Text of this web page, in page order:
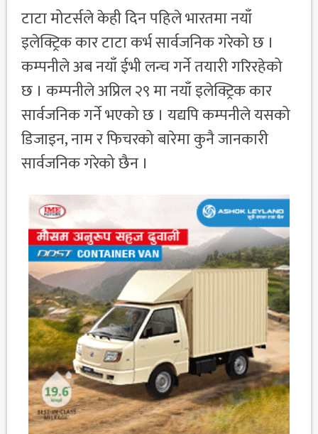
टाटा मोटर्सले केही दिन पहिले भारतमा नयाँ
इलेक्ट्रिक कार टाटा कर्भ सार्वजनिक गरेको छ ।
कम्पनीले अब नयाँ ईभी लन्च गर्ने तयारी गरिरहेको
छ । कम्पनीले अप्रिल २९ मा नयाँ इलेक्ट्रिक कार
सार्वजनिक गर्ने भएको छ । यद्यपि कम्पनीले यसको
डिजाइन, नाम र फिचरको बारेमा कुनै जानकारी
सार्वजनिक गरेको छैन ।